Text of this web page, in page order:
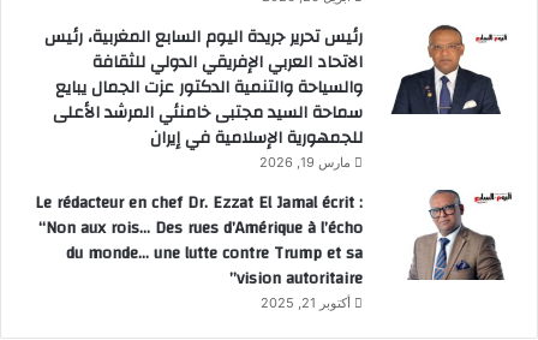
رئيس تحرير جريدة اليوم السابع المغربية، رئيس
الاتحاد العربي الإفريقي الدولي للثقافة
والسياحة والتنمية الدكتور عزت الجمال يبايع
سماحة السيد مجتبى خامنئي المرشد الأعلى
للجمهورية الإسلامية في إيران
مارس 19, 2026
Le rédacteur en chef Dr. Ezzat El Jamal écrit :
“Non aux rois… Des rues d’Amérique à l’écho
du monde… une lutte contre Trump et sa
vision autoritaire”
أكتوبر 21, 2025